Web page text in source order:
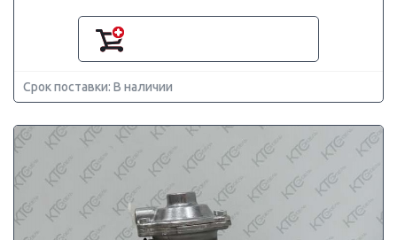
Срок поставки: В наличии